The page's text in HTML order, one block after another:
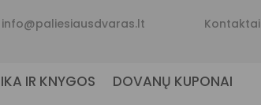
info@paliesiausdvaras.lt Kontaktai
IR KNYGOS
DOVANŲ KUPONAI